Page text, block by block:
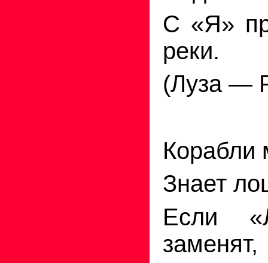
С «Я»
реки.
(Луза —
Корабли
Знает
Если
заменят,